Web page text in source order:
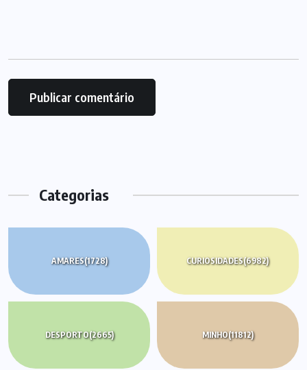
Categorias
AMARES(1728) CURIOSIDADES(6982)
DESPORTO(2665) MINHO(11812)